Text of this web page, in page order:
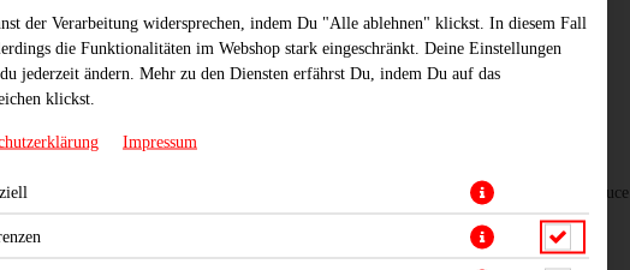
Halloumi Grillkäse, Eisbergsalat, Tomaten, Jalapenos, Muhammara und Spicy-Mayo-Sauce
der Verarbeitung widersprechen, indem Du "Alle ablehnen" klickst. In diesem Fall
die Funktionalitäten im Webshop stark eingeschränkt. Deine Einstellungen
jederzeit ändern. Mehr zu den Diensten erfährst Du, indem Du auf das
klickst.
Impressum